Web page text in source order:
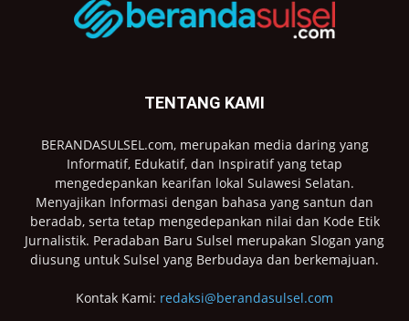
TENTANG KAMI
BERANDASULSEL.com, merupakan media daring yang
Informatif, Edukatif, dan Inspiratif yang tetap
mengedepankan kearifan lokal Sulawesi Selatan.
Menyajikan Informasi dengan bahasa yang santun dan
beradab, serta tetap mengedepankan nilai dan Kode Etik
Jurnalistik. Peradaban Baru Sulsel merupakan Slogan yang
diusung untuk Sulsel yang Berbudaya dan berkemajuan.
Kontak Kami: redaksi@berandasulsel.com